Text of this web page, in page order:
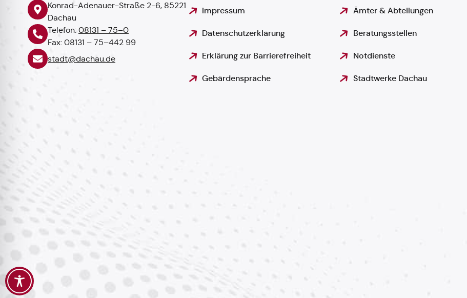
Konrad-Adenauer-Straße 2-6, 85221
Dachau
Telefon: 08131 – 75–0
Fax: 08131 – 75–442 99
stadt@dachau.de
Impressum
Datenschutzerklärung
Erklärung zur Barrierefreiheit
Gebärdensprache
Ämter & Abteilungen
Beratungsstellen
Notdienste
Stadtwerke Dachau